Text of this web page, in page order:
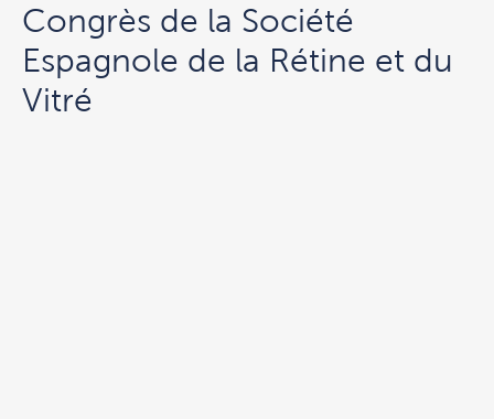
Congrès de la Société
Espagnole de la Rétine et du
Vitré